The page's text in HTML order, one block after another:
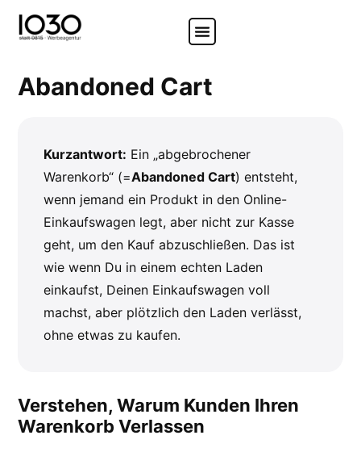
Abandoned Cart
Kurzantwort: Ein „abgebrochener
Warenkorb“ (=Abandoned Cart) entsteht,
wenn jemand ein Produkt in den Online-
Einkaufswagen legt, aber nicht zur Kasse
geht, um den Kauf abzuschließen. Das ist
wie wenn Du in einem echten Laden
einkaufst, Deinen Einkaufswagen voll
machst, aber plötzlich den Laden verlässt,
ohne etwas zu kaufen.
Verstehen, Warum Kunden Ihren
Warenkorb Verlassen